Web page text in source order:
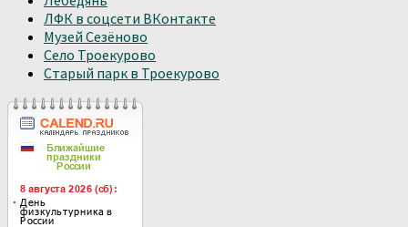
ЛФК в соцсети ВКонтакте
Музей Сезёново
Село Троекурово
Старый парк в Троекурово